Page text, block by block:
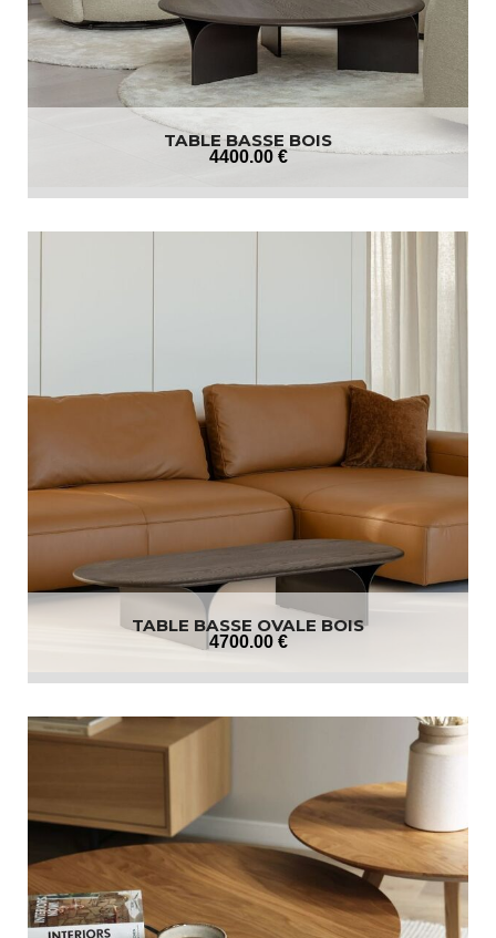
TABLE BASSE BOIS
4400.00 €
TABLE BASSE OVALE BOIS
4700.00 €